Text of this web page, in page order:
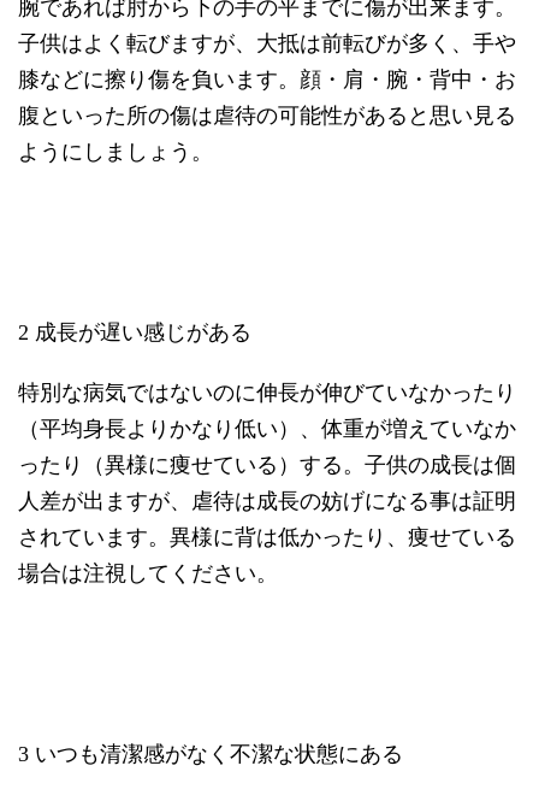
腕であれば肘から下の手の平までに傷が出来ます。
子供はよく転びますが、大抵は前転びが多く、手や
膝などに擦り傷を負います。顔・肩・腕・背中・お
腹といった所の傷は虐待の可能性があると思い見る
ようにしましょう。
2 成長が遅い感じがある
特別な病気ではないのに伸長が伸びていなかったり
（平均身長よりかなり低い）、体重が増えていなか
ったり（異様に痩せている）する。子供の成長は個
人差が出ますが、虐待は成長の妨げになる事は証明
されています。異様に背は低かったり、痩せている
場合は注視してください。
3 いつも清潔感がなく不潔な状態にある